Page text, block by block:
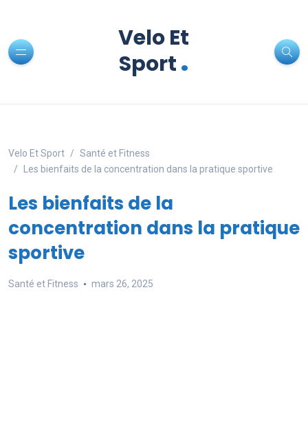
Velo Et
Sport.
Velo Et Sport
Santé et Fitness
Les bienfaits de la concentration dans la pratique sportive
Les bienfaits de la
concentration dans la pratique
sportive
Santé et Fitness mars 26, 2025